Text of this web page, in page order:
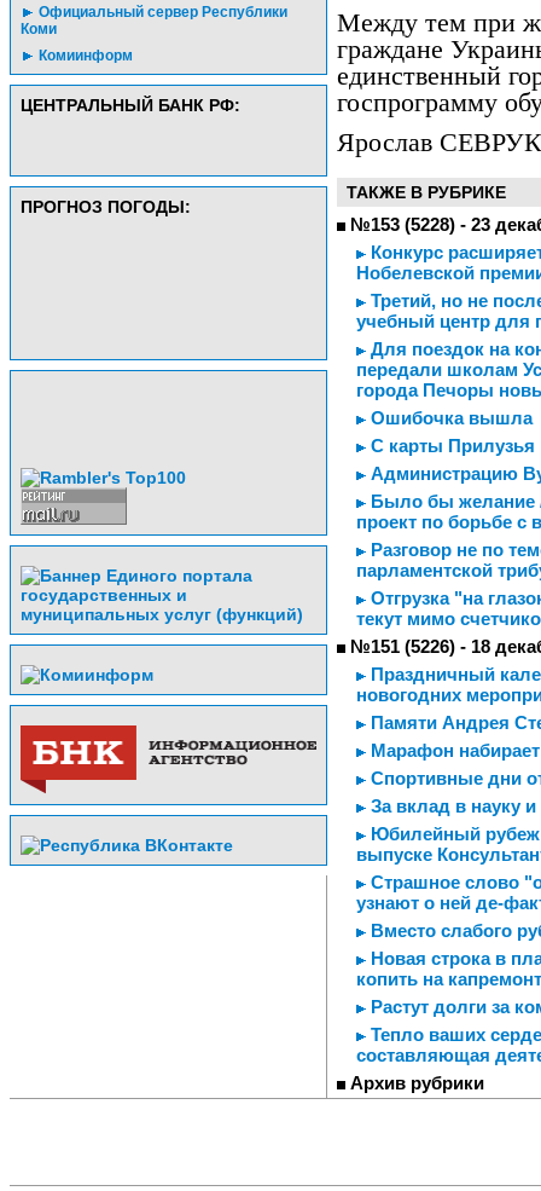
Официальный сервер Республики
Коми
Комиинформ
ЦЕНТРАЛЬНЫЙ БАНК РФ:
ПРОГНОЗ ПОГОДЫ:
Между тем при
граждане
единственный
госпрограмму
Ярослав
ТАКЖЕ В РУБРИКЕ
№153 (5228) - 23
Конкурс
Нобелевской
Третий, но не
учебный центр для
Для поездок на
передали школам
города Печоры
Ошибочка вышла
С карты Прилузья
Администрацию
Было бы желание /
проект по борьбе
Разговор не по
парламентской
Отгрузка "на
текут мимо
№151 (5226) - 18
Праздничный
новогодних
Памяти Андрея
Марафон
Спортивные дни
За вклад в науку
Юбилейный рубеж
выпуске
Страшное слово
узнают о ней де-
Вместо слабого
Новая строка в
копить на
Растут долги за
Тепло ваших
составляющая
Архив рубрики